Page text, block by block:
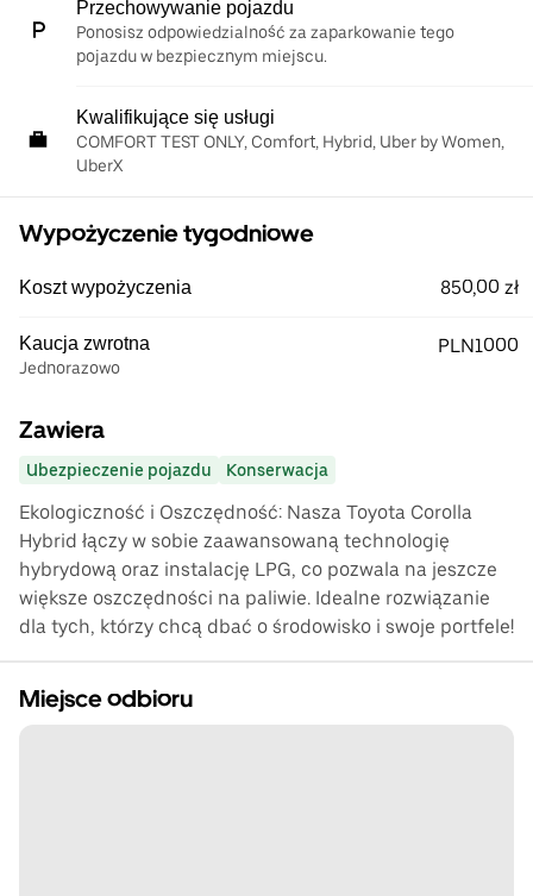
Przechowywanie pojazdu
Ponosisz odpowiedzialność za zaparkowanie tego
pojazdu w bezpiecznym miejscu.
Kwalifikujące się usługi
COMFORT TEST ONLY, Comfort, Hybrid, Uber by Women,
UberX
Wypożyczenie tygodniowe
Koszt wypożyczenia 850,00 zł
Kaucja zwrotna
Jednorazowo
PLN1000
Zawiera
Ubezpieczenie pojazdu Konserwacja
Ekologiczność i Oszczędność: Nasza Toyota Corolla
Hybrid łączy w sobie zaawansowaną technologię
hybrydową oraz instalację LPG, co pozwala na jeszcze
większe oszczędności na paliwie. Idealne rozwiązanie
dla tych, którzy chcą dbać o środowisko i swoje portfele!
Miejsce odbioru